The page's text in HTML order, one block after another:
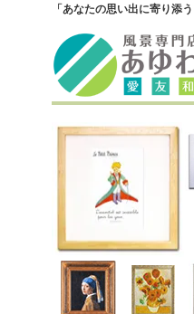
「あなたの思い出に寄り添